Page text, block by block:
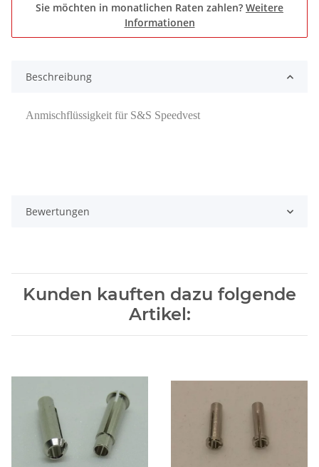
Sie möchten in monatlichen Raten zahlen? Weitere
Informationen
Beschreibung
Anmischflüssigkeit für S&S Speedvest
Bewertungen
Kunden kauften dazu folgende
Artikel: